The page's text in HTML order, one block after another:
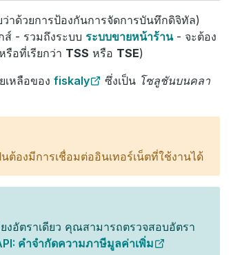
าด้วยการป้องกันการจัดการบันทึกดิจิทัล)
ส์ - รวมถึงระบบ ระบบขายหน้าร้าน- จะต้อง
รือที่เรียกว่า TSS หรือ TSE)
เหลือของ fiskaly ซึ่งเป็น โซลูชันบนคลา
ต้องมีการเชื่อมต่ออินเทอร์เน็ตที่ใช้งานได้
งอัตราเดียว คุณสามารถตรวจสอบอัตรา
คำจำกัดความภาษีมูลค่าเพิ่ม